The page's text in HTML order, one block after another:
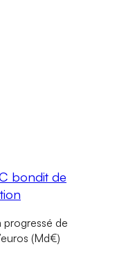
bondit de
progressé de
(Md€)